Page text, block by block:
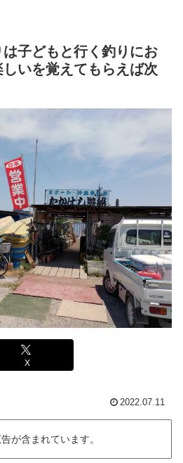
子どもと行く釣りにお
いを覚えてもらえば次
X
2022.07.11
が含まれています。